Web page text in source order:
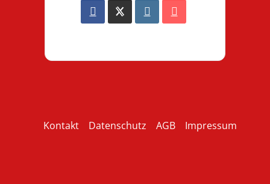
Kontakt Datenschutz AGB Impressum